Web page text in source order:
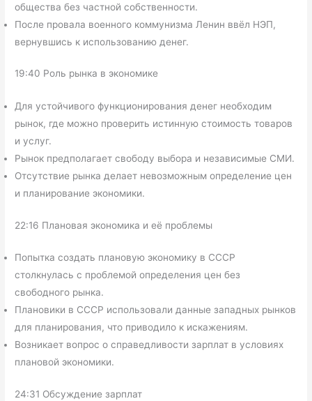
общества без частной собственности.
После провала военного коммунизма Ленин ввёл НЭП,
вернувшись к использованию денег.
19:40 Роль рынка в экономике
Для устойчивого функционирования денег необходим
рынок, где можно проверить истинную стоимость товаров
и услуг.
Рынок предполагает свободу выбора и независимые СМИ.
Отсутствие рынка делает невозможным определение цен
и планирование экономики.
22:16 Плановая экономика и её проблемы
Попытка создать плановую экономику в СССР
столкнулась с проблемой определения цен без
свободного рынка.
Плановики в СССР использовали данные западных рынков
для планирования, что приводило к искажениям.
Возникает вопрос о справедливости зарплат в условиях
плановой экономики.
24:31 Обсуждение зарплат